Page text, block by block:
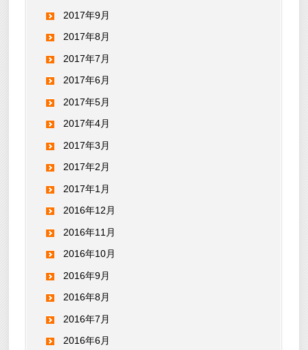
2017年9月
2017年8月
2017年7月
2017年6月
2017年5月
2017年4月
2017年3月
2017年2月
2017年1月
2016年12月
2016年11月
2016年10月
2016年9月
2016年8月
2016年7月
2016年6月